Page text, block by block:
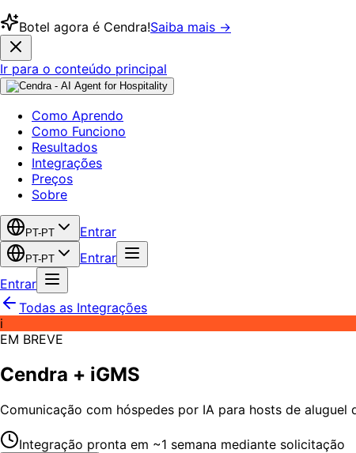
Botel agora é Cendra!Saiba mais →
Ir para o conteúdo principal
Como Aprendo
Como Funciono
Resultados
Integrações
Preços
Sobre
PT-PT Entrar
PT-PT
Entrar
Entrar
Todas as Integrações
i
EM BREVE
Cendra + iGMS
Comunicação com hóspedes por IA para hosts de
Integração pronta em ~1 semana mediante solicitação